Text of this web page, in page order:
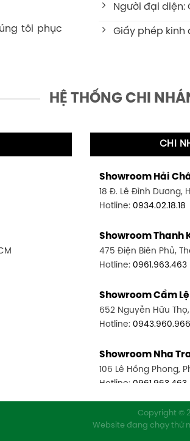
tôi phục
Người đại diện:
Giấy phép kinh
HỆ THỐNG CHI
CHI
Showroom Hải
18 Đ. Lê Đình Dương,
Hotline: 0934.02.18.18
Showroom Thanh
475 Điện Biên Phủ,
Hotline: 0961.963.463
Showroom Cẩm
652 Nguyễn Hữu
Hotline: 0943.960.966
Showroom Nha
106 Lê Hồng Phong,
Hotline: 0961.963.463
Showroom Vinh -
27-29 Nguyễn Sỹ
Copyright ©
Website đang chạy thử